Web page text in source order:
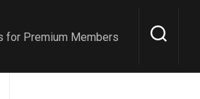
for Premium Members